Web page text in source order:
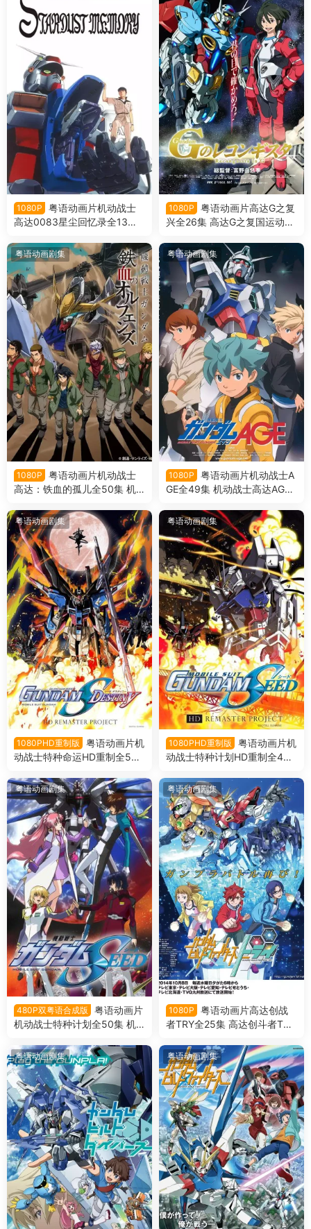
1080P
粤语动画片机动战士
高达0083星尘回忆录全13集
忆粤语版
1080P
粤语动画片高达G之复
兴全26集 高达G之复国运动粤
粤语动画剧集
1080P
粤语动画片机动战士
高达：铁血的孤儿全50集 机
粤语版
粤语动画剧集
1080P
粤语动画片机动战士A
GE全49集 机动战士高达AGE
粤语动画剧集
1080PHD重制版
粤语动画片机
动战士特种命运HD重制全50
NYHD重制粤语版
粤语动画剧集
1080PHD重制版
粤语动画片机
动战士特种计划HD重制全48
粤语版
粤语动画剧集
480P双粤语合成版
粤语动画片
机动战士特种计划全50集 机
粤语动画剧集
1080P
粤语动画片高达创战
者TRY全25集 高达创斗者TRY
粤语动画剧集 粤语动画剧集